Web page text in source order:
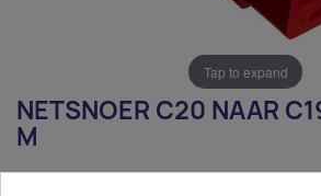
Tap to expand
NETSNOER C20 NAAR
M